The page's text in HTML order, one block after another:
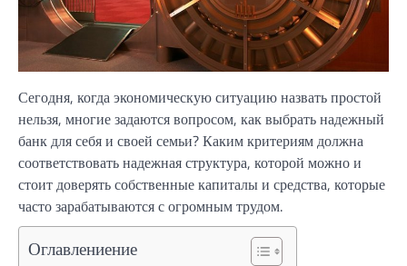
Сегодня, когда экономическую ситуацию назвать простой
нельзя, многие задаются вопросом, как выбрать надежный
банк для себя и своей семьи? Каким критериям должна
соответствовать надежная структура, которой можно и
стоит доверять собственные капиталы и средства, которые
часто зарабатываются с огромным трудом.
Оглавлениение